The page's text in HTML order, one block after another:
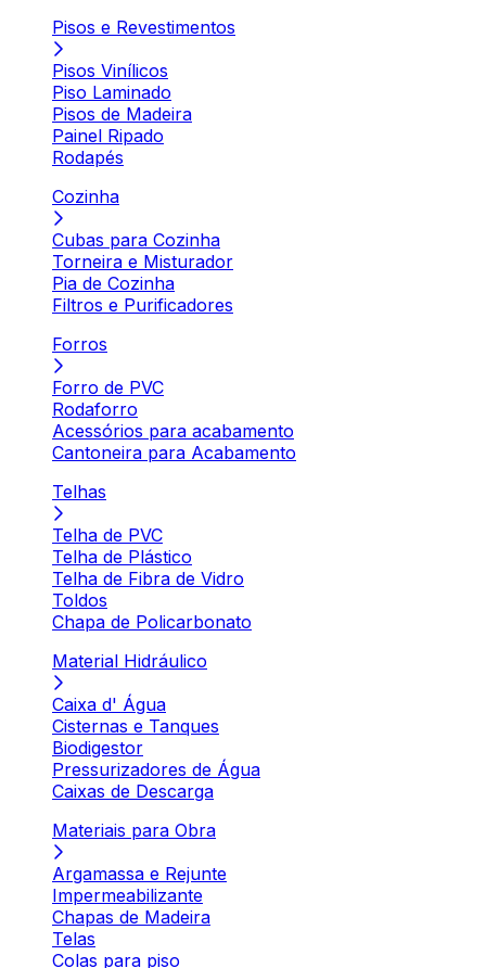
Pisos e Revestimentos
Pisos Vinílicos
Piso Laminado
Pisos de Madeira
Painel Ripado
Rodapés
Cozinha
Cubas para Cozinha
Torneira e Misturador
Pia de Cozinha
Filtros e Purificadores
Forros
Forro de PVC
Rodaforro
Acessórios para acabamento
Cantoneira para Acabamento
Telhas
Telha de PVC
Telha de Plástico
Telha de Fibra de Vidro
Toldos
Chapa de Policarbonato
Material Hidráulico
Caixa d' Água
Cisternas e Tanques
Biodigestor
Pressurizadores de Água
Caixas de Descarga
Materiais para Obra
Argamassa e Rejunte
Impermeabilizante
Chapas de Madeira
Telas
Colas para piso